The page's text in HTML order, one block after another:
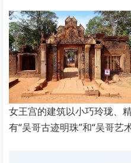
女王宫的建筑以小巧玲珑、
有“吴哥古迹明珠”和“吴哥艺